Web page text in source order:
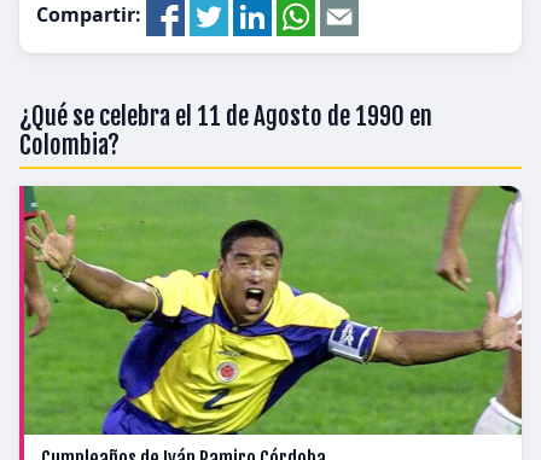
Compartir:
¿Qué se celebra el 11 de Agosto de 1990 en
Colombia?